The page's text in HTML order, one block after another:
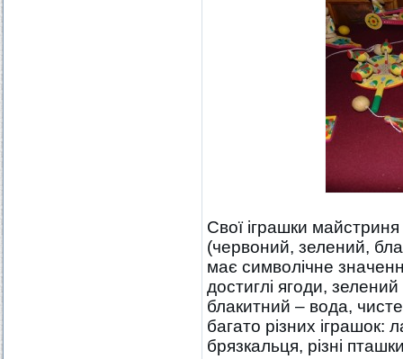
Свої іграшки
(червоний, зелений,
має символічне
достиглі ягоди,
блакитний – вода,
багато різних іграшок:
брязкальця, різні